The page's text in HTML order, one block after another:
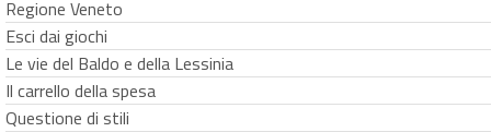
Regione Veneto
Esci dai giochi
Le vie del Baldo e della Lessinia
Il carrello della spesa
Questione di stili